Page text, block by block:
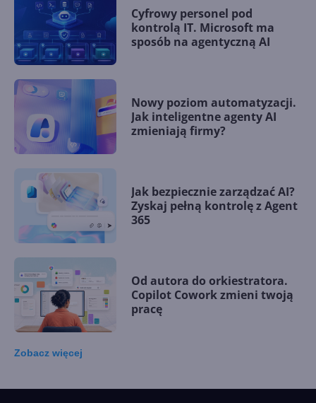
Cyfrowy personel pod
kontrolą IT. Microsoft ma
sposób na agentyczną AI
Nowy poziom automatyzacji.
Jak inteligentne agenty AI
zmieniają firmy?
Jak bezpiecznie zarządzać AI?
Zyskaj pełną kontrolę z Agent
365
Od autora do orkiestratora.
Copilot Cowork zmieni twoją
pracę
Zobacz więcej